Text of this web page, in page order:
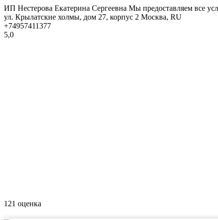
ИП Нестерова Екатерина Сергеевна Мы предоставляем все
ул. Крылатские холмы, дом 27, корпус 2 Москва, RU
+74957411377
5,0
121 оценка